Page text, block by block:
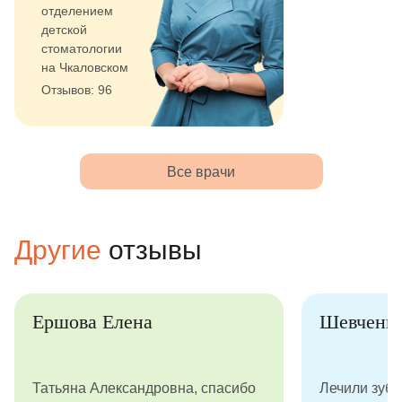
отделением
детской
стоматологии
на Чкаловском
Отзывов: 96
Все врачи
Другие отзывы
Ершова Елена
Татьяна Александровна, спасибо
Лечили